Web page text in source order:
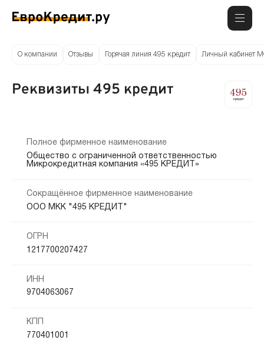
О компании Отзывы Горячая линия 495 кредит Личный кабинет
Реквизиты 495 кредит
Полное фирменное наименование
Общество с ограниченной ответственностью
Микрокредитная компания «495 КРЕДИТ»
Сокращённое фирменное наименование
ООО МКК "495 КРЕДИТ"
ОГРН
1217700207427
ИНН
9704063067
КПП
770401001